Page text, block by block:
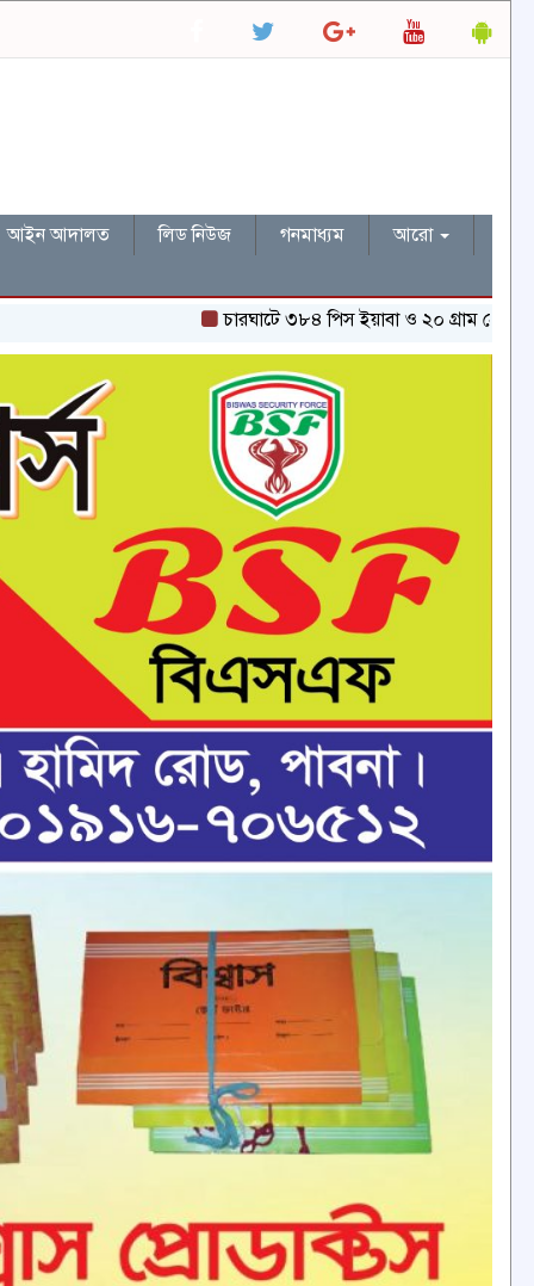
আইন আদালত লিড নিউজ গনমাধ্যম
আরো
চারঘাটে ৩৮৪ পিস ইয়াবা ও ২০ গ্রাম হেরোইনসহ একজন